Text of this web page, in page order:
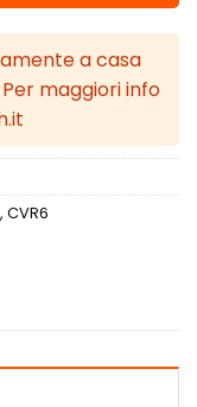
a casa
maggiori info
, CVR6